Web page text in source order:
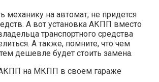
механику на автомат, не придется
А вот установка АКПП вместо
транспортного средства
А также, помните, что чем
дешевле будет стоить замена.